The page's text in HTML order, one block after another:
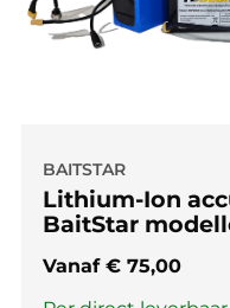
BAITSTAR
Lithium-Ion
BaitStar
Vanaf € 75,00